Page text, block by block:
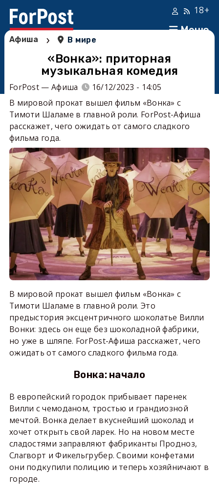
Меню
18+
Афиша › В мире
«Вонка»: приторная
музыкальная комедия
ForPost — Афиша
16/12/2023 - 14:05
В мировой прокат вышел фильм «Вонка» с
Тимоти Шаламе в главной роли. ForPost-Афиша
расскажет, чего ожидать от самого сладкого
фильма года.
В мировой прокат вышел фильм «Вонка» с
Тимоти Шаламе в главной роли. Это
предыстория эксцентричного шоколатье Вилли
Вонки: здесь он еще без шоколадной фабрики,
но уже в шляпе. ForPost-Афиша расскажет, чего
ожидать от самого сладкого фильма года.
Вонка: начало
В европейский городок прибывает паренек
Вилли с чемоданом, тростью и грандиозной
мечтой. Вонка делает вкуснейший шоколад и
хочет открыть свой ларек. Но на новом месте
сладостями заправляют фабриканты Продноз,
Слагворт и Фикельгрубер. Своими конфетами
они подкупили полицию и теперь хозяйничают в
городе.